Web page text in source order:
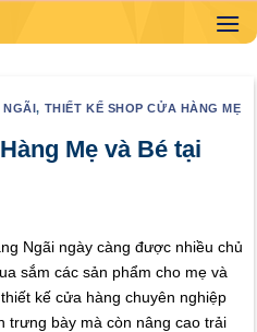
NGÃI, THIẾT KẾ SHOP CỬA HÀNG MẸ
Mẹ và Bé tại
Ngãi ngày càng được nhiều chủ
sắm các sản phẩm cho mẹ và
kế cửa hàng chuyên nghiệp
trưng bày mà còn nâng cao trải